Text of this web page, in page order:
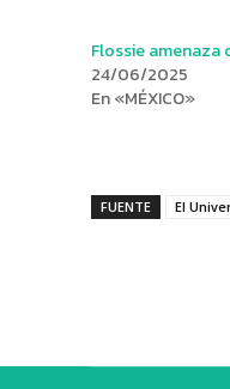
Flossie amenaza
24/06/2025
En «MÉXICO»
FUENTE El